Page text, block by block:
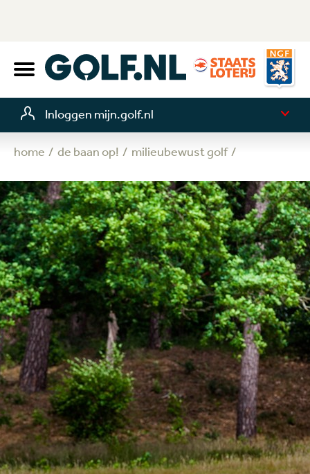
Inloggen mijn.golf.nl
home de baan op! milieubewust golf